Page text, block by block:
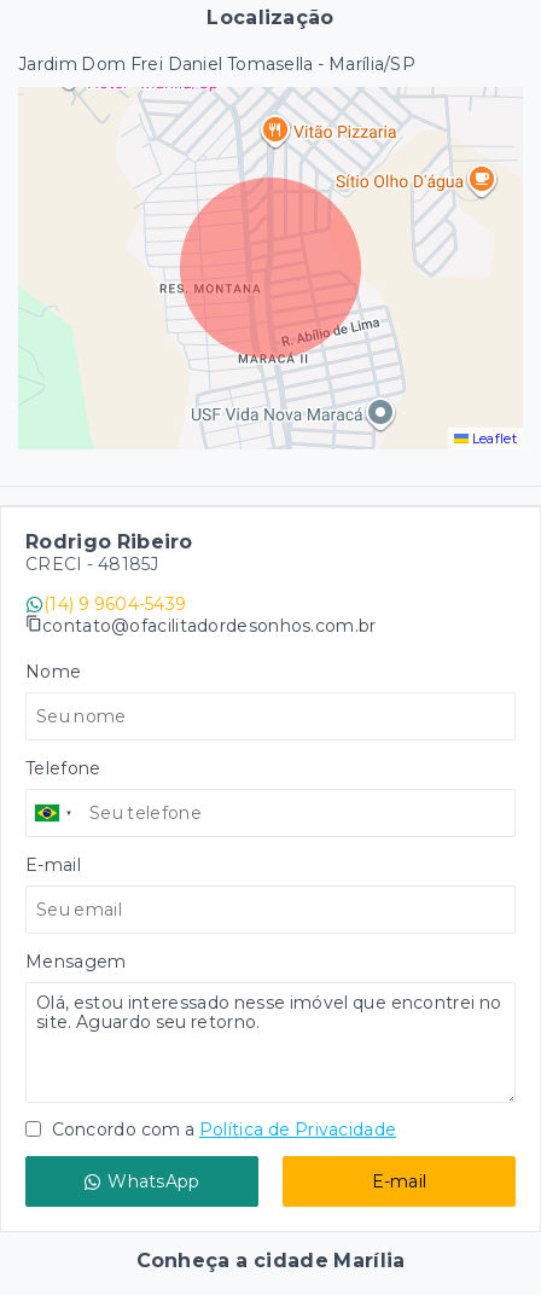
Localização
Jardim Dom Frei Daniel Tomasella - Marília/SP
Leaflet
Rodrigo Ribeiro
CRECI - 48185J
(14) 9 9604-5439
contato@ofacilitadordesonhos.com.br
Nome
Telefone
E-mail
Mensagem
Concordo com a Política de Privacidade
WhatsApp E-mail
Conheça a cidade Marília